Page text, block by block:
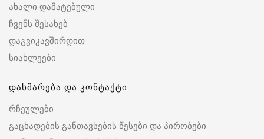
ახალი დამატებული
ჩვენს შესახებ
დაგვიკავშირდით
სიახლეები
დახმარება და კონტაქტი
რჩეულები
გაცხადების განთავსების წესები და პირობები